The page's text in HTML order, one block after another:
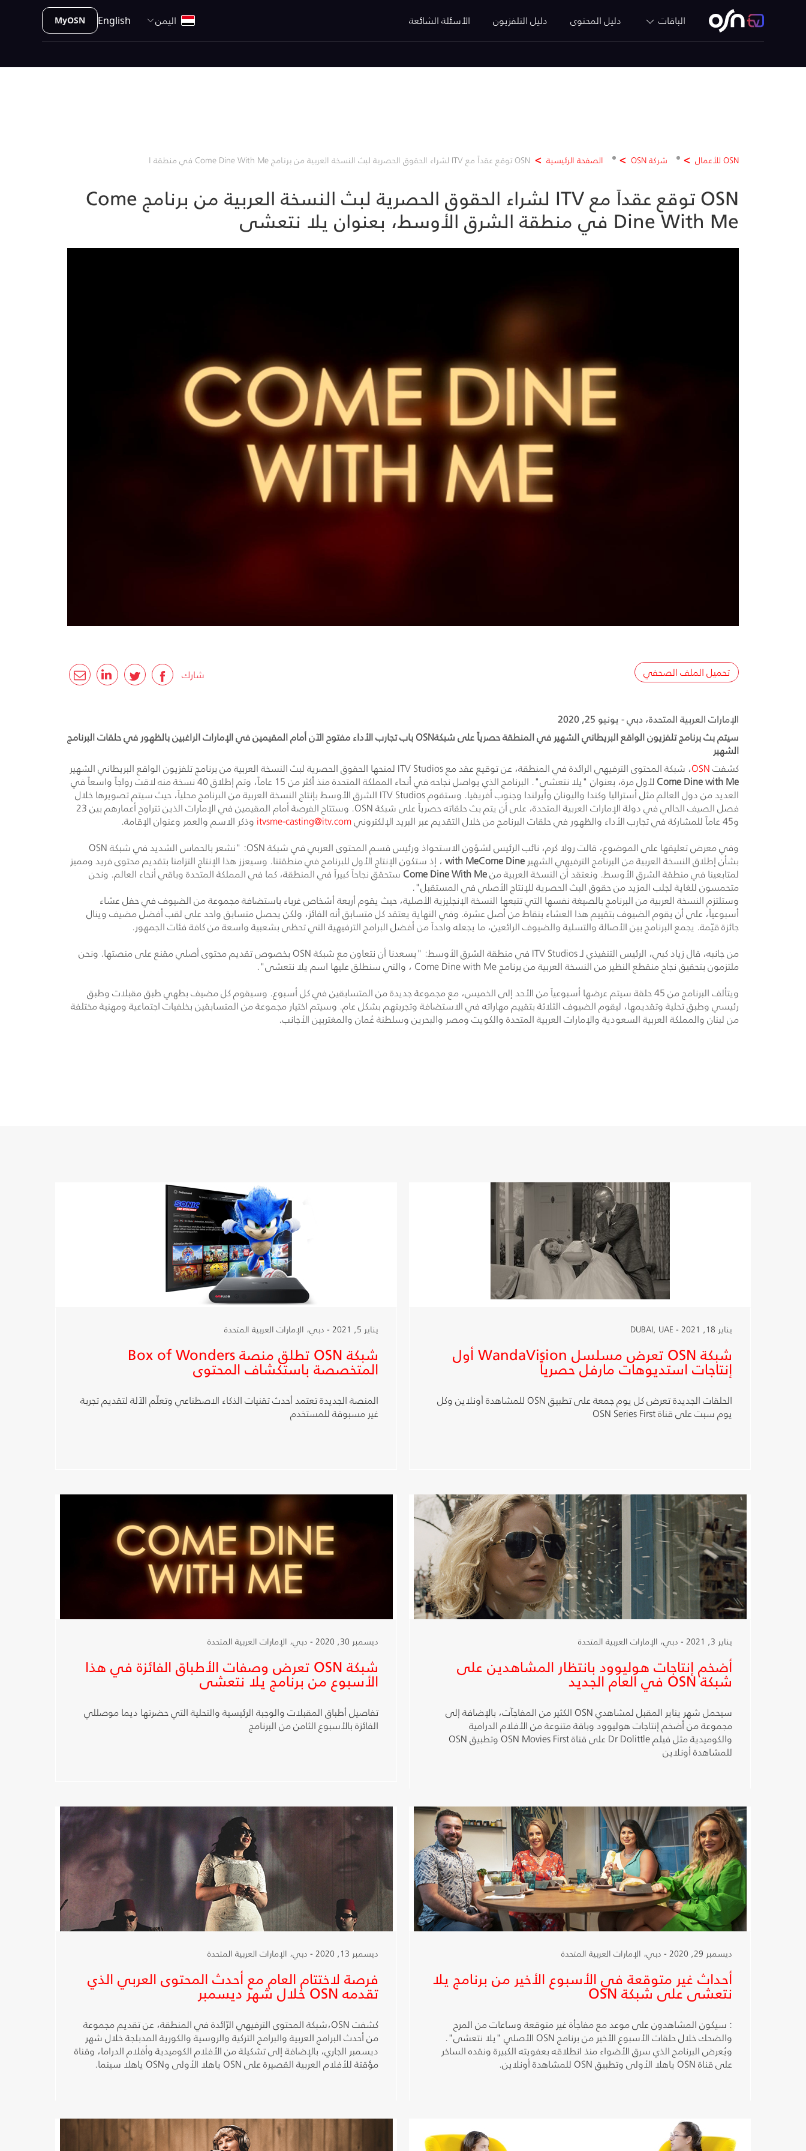
الباقات دليل المحتوى دليل التلفزيون الأسئلة الشائعة اليمن English
MyOSN
الصفحة الرئيسية OSN توقع عقداً مع ITV لشراء الحقوق الحصرية لبث النسخة العربية من برنامج Come Dine With Me في منطقة ا OSN للأعمال شركة OSN
OSN توقع عقداً مع ITV لشراء الحقوق الحصرية لبث النسخة العربية من برنامج Come
Dine With Me في منطقة الشرق الأوسط، بعنوان يلا نتعشى
شارك تحميل الملف الصحفي
الإمارات العربية المتحدة، دبي - يونيو 25, 2020
سيتم بث برنامج تلفزيون الواقع البريطاني الشهير في المنطقة حصرياً على شبكةOSN باب تجارب الأداء مفتوح الآن أمام المقيمين في الإمارات الراغبين بالظهور في حلقات البرنامج
الشهير
كشفتOSN، شبكة المحتوى الترفيهي الرائدة في المنطقة، عن توقيع عقد معITV Studiosلمنحها الحقوق الحصرية لبث النسخة العربية من برنامج تلفزيون الواقع البريطاني الشهير
Come Dine with Me لأول مرة، بعنوان "يلا نتعشى". البرنامج الذي يواصل نجاحه في أنحاء المملكة المتحدة منذ أكثر من 15 عاماً، وتم إطلاق 40 نسخة منه لاقت رواجاً واسعاً في
العديد من دول العالم مثل أستراليا وكندا واليونان وأيرلندا وجنوب أفريقيا. وستقومITV Studiosالشرق الأوسط بإنتاج النسخة العربية من البرنامج محلياً، حيث سيتم تصويرها خلال
فصل الصيف الحالي في دولة الإمارات العربية المتحدة، على أن يتم بث حلقاته حصرياً على شبكةOSN . وستتاح الفرصة أمام المقيمين في الإمارات الذين تتراوح أعمارهم بين 23
و45 عاماً للمشاركة في تجارب الأداء والظهور في حلقات البرنامج من خلال التقديم عبر البريد الإلكتروني itvsme-casting@itv.comوذكر الاسم والعمر وعنوان الإقامة.
وفي معرض تعليقها على الموضوع، قالت رولا كرم، نائب الرئيس لشؤون الاستحواذ ورئيس قسم المحتوى العربي في شبكةOSN: "نشعر بالحماس الشديد في شبكةOSN
بشأن إطلاق النسخة العربية من البرنامج الترفيهي الشهيرCome Dine
with Me، إذ ستكون الإنتاج الأول للبرنامج في منطقتنا. وسيعزز هذا الإنتاج التزامنا بتقديم محتوى فريد ومميز
لمتابعينا في منطقة الشرق الأوسط. ونعتقد أن النسخة العربية منCome Dine With Meستحقق نجاحاً كبيراً في المنطقة، كما في المملكة المتحدة وباقي أنحاء العالم. ونحن
متحمسون للغاية لجلب المزيد من حقوق البث الحصرية للإنتاج الأصلي في المستقبل".
وستلتزم النسخة العربية من البرنامج بالصيغة نفسها التي تتبعها النسخة الإنجليزية الأصلية، حيث يقوم أربعة أشخاص غرباء باستضافة مجموعة من الضيوف في حفل عشاء
أسبوعياً، على أن يقوم الضيوف بتقييم هذا العشاء بنقاط من أصل عشرة. وفي النهاية يعتقد كل متسابق أنه الفائز، ولكن يحصل متسابق واحد على لقب أفضل مضيف وينال
جائزة قيّمة. يجمع البرنامج بين الأصالة والتسلية والضيوف الرائعين، ما يجعله واحداً من أفضل البرامج الترفيهية التي تحظى بشعبية واسعة من كافة فئات الجمهور.
من جانبه، قال زياد كبي، الرئيس التنفيذي لـITV Studiosفي منطقة الشرق الأوسط: "يسعدنا أن نتعاون مع شبكةOSNبخصوص تقديم محتوى أصلي مقنع على منصتها. ونحن
ملتزمون بتحقيق نجاح منقطع النظير من النسخة العربية من برنامجCome Dine with Me ، والتي سنطلق عليها اسم يلا نتعشى".
ويتألف البرنامج من 45 حلقة سيتم عرضها أسبوعياً من الأحد إلى الخميس، مع مجموعة جديدة من المتسابقين في كل أسبوع. وسيقوم كل مضيف بطهي طبق مقبلات وطبق
رئيسي وطبق تحلية وتقديمها، ليقوم الضيوف الثلاثة بتقييم مهاراته في الاستضافة وتجربتهم بشكل عام. وسيتم اختيار مجموعة من المتسابقين بخلفيات اجتماعية ومهنية مختلفة
من لبنان والمملكة العربية السعودية والإمارات العربية المتحدة والكويت ومصر والبحرين وسلطنة عُمان والمغتربين الأجانب.
يناير 18, 2021 - DUBAI, UAE
شبكة OSN تعرض مسلسل WandaVision أول
إنتاجات استديوهات مارفل حصرياً
الحلقات الجديدة تعرض كل يوم جمعة على تطبيق OSN للمشاهدة أونلاين وكل
يوم سبت على قناة OSN Series First
يناير 5, 2021 - دبي، الإمارات العربية المتحدة
شبكة OSN تطلق منصة Box of Wonders
المتخصصة باستكشاف المحتوى
المنصة الجديدة تعتمد أحدث تقنيات الذكاء الاصطناعي وتعلّم الآلة لتقديم تجربة
غير مسبوقة للمستخدم
يناير 3, 2021 - دبي، الإمارات العربية المتحدة
أضخم إنتاجات هوليوود بانتظار المشاهدين على
شبكة OSN في العام الجديد
سيحمل شهر يناير المقبل لمشاهدي OSN الكثير من المفاجآت، بالإضافة إلى
مجموعة من أضخم إنتاجات هوليوود وباقة متنوعة من الأفلام الدرامية
والكوميدية مثل فيلم Dr Dolittle على قناة OSN Movies First وتطبيق OSN
للمشاهدة أونلاين
ديسمبر 30, 2020 - دبي، الإمارات العربية المتحدة
شبكة OSN تعرض وصفات الأطباق الفائزة في هذا
الأسبوع من برنامج يلا نتعشى
تفاصيل أطباق المقبلات والوجبة الرئيسية والتحلية التي حضرتها ديما موصللي
الفائزة بالأسبوع الثامن من البرنامج
ديسمبر 29, 2020 - دبي، الإمارات العربية المتحدة
أحداث غير متوقعة في الأسبوع الأخير من برنامج يلا
نتعشى على شبكة OSN
: سيكون المشاهدون على موعد مع مفاجأة غير متوقعة وساعات من المرح
والضحك خلال حلقات الأسبوع الأخير من برنامج OSN الأصلي "يلا نتعشى".
ويُعرض البرنامج الذي سرق الأضواء منذ انطلاقه بعفويته الكبيرة ونقده الساخر
على قناة OSN ياهلا الأولى وتطبيق OSN للمشاهدة أونلاين.
ديسمبر 13, 2020 - دبي، الإمارات العربية المتحدة
فرصة لاختتام العام مع أحدث المحتوى العربي الذي
تقدمه OSN خلال شهر ديسمبر
كشفت OSN،شبكة المحتوى الترفيهي الرّائدة في المنطقة، عن تقديم مجموعة
من أحدث البرامج العربية والبرامج التركية والروسية والكورية المدبلجة خلال شهر
ديسمبر الجاري، بالإضافة إلى تشكيلة من الأفلام الكوميدية وأفلام الدراما، وقناة
مؤقتة للأفلام العربية القصيرة على OSN ياهلا الأولى وOSN ياهلا سينما.